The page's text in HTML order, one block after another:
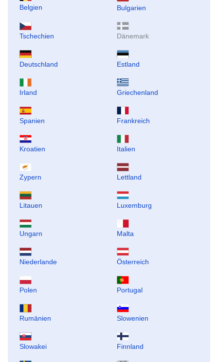
Belgien Bulgarien
Tschechien Dänemark
Deutschland Estland
Irland Griechenland
Spanien Frankreich
Kroatien Italien
Zypern Lettland
Litauen Luxemburg
Ungarn Malta
Niederlande Österreich
Polen Portugal
Rumänien Slowenien
Slowakei Finnland